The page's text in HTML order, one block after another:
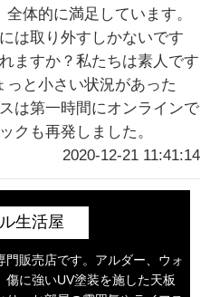
体的に満足しています。
は取り外すしかないです
ますか？私たちは素人です
っと小さい状況があった
は第一時間にオンラインで
クも再発しました。
2020-12-21 11:41:14
生活屋
販売店です。アルダー、ウォ
に強いUV塗装を施した天板